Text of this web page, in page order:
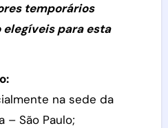
temporários
elegíveis para esta
na sede da
– São Paulo;